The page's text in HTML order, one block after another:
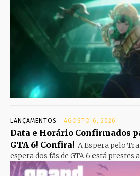
LANÇAMENTOS AGOSTO 6, 2026
Data e Horário Confirmados
GTA 6! Confira! A Espera pelo
espera dos fãs de GTA 6 está prestes